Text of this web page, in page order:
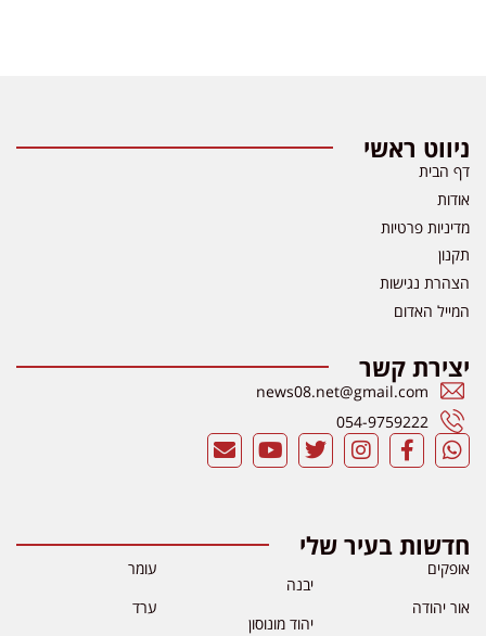
ניווט ראשי
דף הבית
אודות
מדיניות פרטיות
תקנון
הצהרת נגישות
המייל האדום
יצירת קשר
news08.net@gmail.com
054-9759222
חדשות בעיר שלי
אופקים
אור יהודה
יבנה
יהוד מונוסון
עומר
ערד